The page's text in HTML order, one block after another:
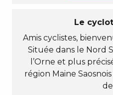
Le
Amis cyclistes,
Située dans le Nord
l’Orne et plus
région Maine